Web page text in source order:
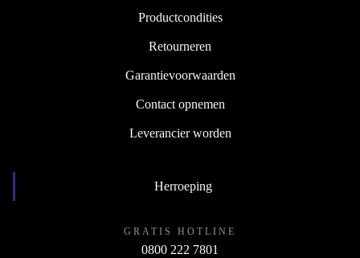
Productcondities
Retourneren
Garantievoorwaarden
Contact opnemen
Leverancier worden
Herroeping
GRATIS HOTLINE
0800 222 7801